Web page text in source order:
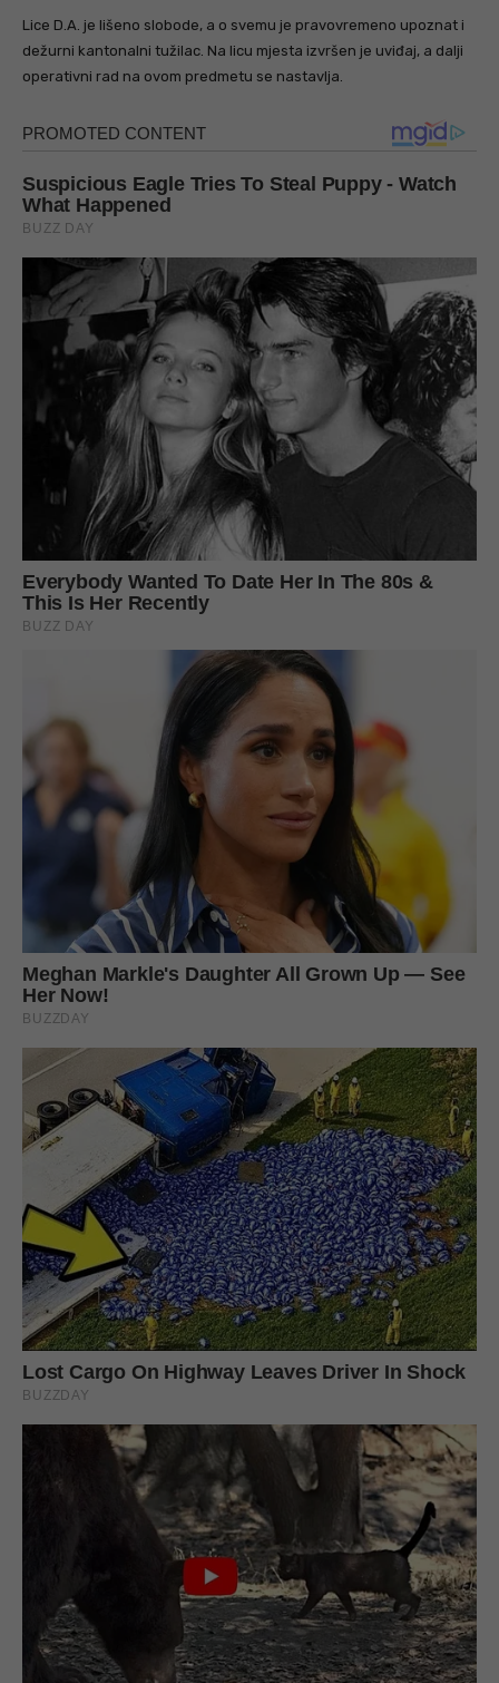
Lice D.A. je lišeno slobode, a o svemu je pravovremeno upoznat i
dežurni kantonalni tužilac. Na licu mjesta izvršen je uviđaj, a dalji
operativni rad na ovom predmetu se nastavlja.